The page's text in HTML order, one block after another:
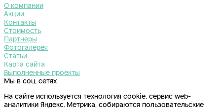
О компании
Акции
Контакты
Стоимость
Партнеры
Фотогалерея
Статьи
Карта сайта
Выполненные проекты
Мы в соц. сетях
На сайте используется технология cookie, сервис web-
аналитики Яндекс. Метрика, собираются пользовательские